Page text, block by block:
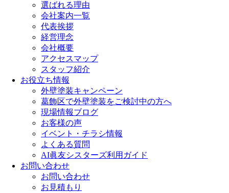
選ばれる理由
会社案内一覧
代表挨拶
経営理念
会社概要
アクセスマップ
スタッフ紹介
お役立ち情報
外壁塗装キャンペーン
葛飾区で外壁塗装をご検討中の方へ
現場情報ブログ
お客様の声
イベント・チラシ情報
よくある質問
AI眞友シスターズ利用ガイド
お問い合わせ
お問い合わせ
お見積もり